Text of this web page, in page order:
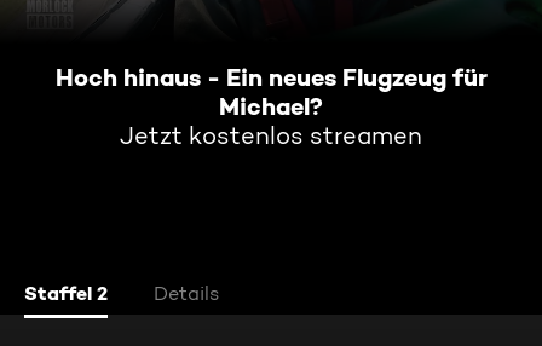
Hoch hinaus - Ein neues Flugzeug für
Michael?
Jetzt kostenlos streamen
Staffel 2 Details